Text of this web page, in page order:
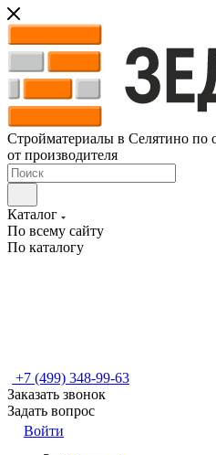
Стройматериалы в Селятино по
от производителя
Каталог
По всему сайту
По каталогу
+7 (499) 348-99-63
Заказать звонок
Задать вопрос
Войти